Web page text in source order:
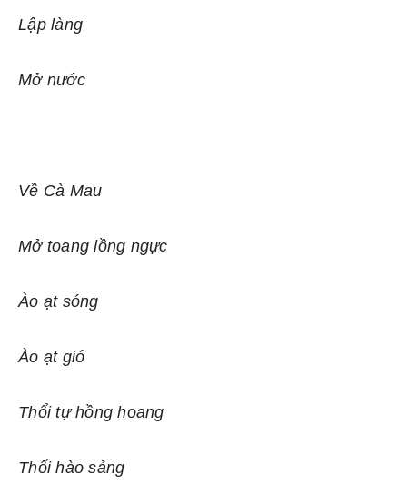
Lập làng
Mở nước
Về Cà Mau
Mở toang lồng ngực
Ào ạt sóng
Ào ạt gió
Thổi tự hồng hoang
Thổi hào sảng